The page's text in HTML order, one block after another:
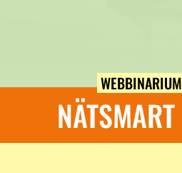
WEBBINARIUM
NÄTSMART